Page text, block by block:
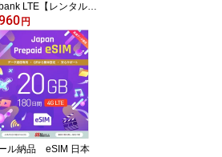
LTE【レンタル
国内】Pocket WiFi
601HW【レンタ
WiFiルーター 30日
ラン】ソフトバンク W
レンタル WiFi【レン
】
円
ル納品 eSIM 日本